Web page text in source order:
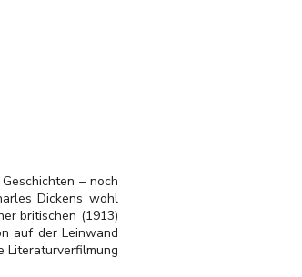
– noch
Dickens wohl
britischen (1913)
auf der Leinwand
Literaturverfilmung